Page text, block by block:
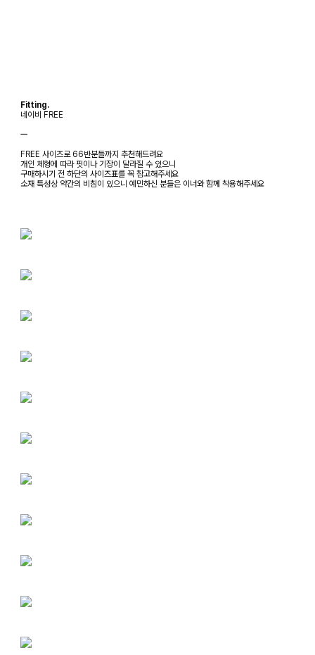
Fitting.
네이비 FREE
ㅡ
FREE 사이즈로 66반분들까지 추천해드려요
개인 체형에 따라 핏이나 기장이 달라질 수 있으니
구매하시기 전 하단의 사이즈표를 꼭 참고해주세요
소재 특성상 약간의 비침이 있으니 예민하신 분들은 이너와 함께 착용해주세요